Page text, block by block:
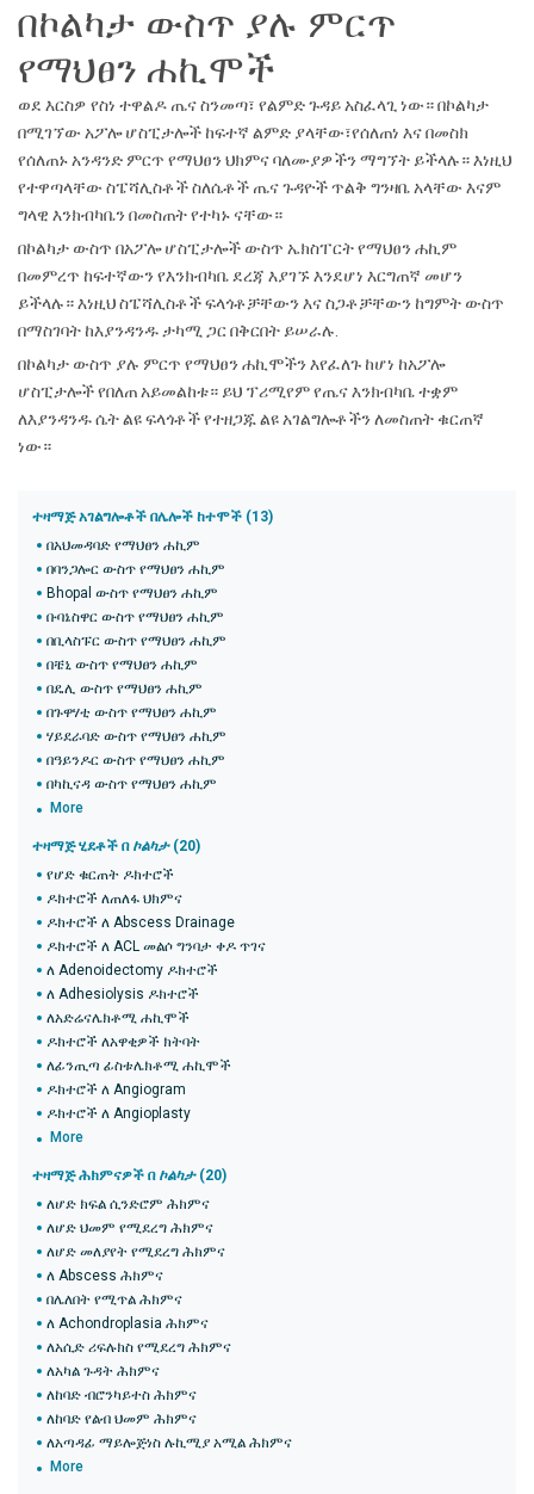
በኮልካታ ውስጥ ያሉ ምርጥ
የማህፀን ሐኪሞች
ወደ እርስዎ የስነ ተዋልዶ ጤና ስንመጣ፣ የልምድ ጉዳይ አስፈላጊ ነው። በኮልካታ
በሚገኘው አፖሎ ሆስፒታሎች ከፍተኛ ልምድ ያላቸው፣የሰለጠነ እና በመስክ
የሰለጠኑ አንዳንድ ምርጥ የማህፀን ህክምና ባለሙያዎችን ማግኘት ይችላሉ። እነዚህ
የተዋጣላቸው ስፔሻሊስቶች ስለሴቶች ጤና ጉዳዮች ጥልቅ ግንዛቤ አላቸው እናም
ግላዊ እንክብካቤን በመስጠት የተካኑ ናቸው።
በኮልካታ ውስጥ በአፖሎ ሆስፒታሎች ውስጥ ኤክስፐርት የማህፀን ሐኪም
በመምረጥ ከፍተኛውን የእንክብካቤ ደረጃ እያገኙ እንደሆነ እርግጠኛ መሆን
ይችላሉ። እነዚህ ስፔሻሊስቶች ፍላጎቶቻቸውን እና ስጋቶቻቸውን ከግምት ውስጥ
በማስገባት ከእያንዳንዱ ታካሚ ጋር በቅርበት ይሠራሉ.
በኮልካታ ውስጥ ያሉ ምርጥ የማህፀን ሐኪሞችን እየፈለጉ ከሆነ ከአፖሎ
ሆስፒታሎች የበለጠ አይመልከቱ። ይህ ፕሪሚየም የጤና እንክብካቤ ተቋም
ለእያንዳንዱ ሴት ልዩ ፍላጎቶች የተዘጋጁ ልዩ አገልግሎቶችን ለመስጠት ቁርጠኛ
ነው።
ተዛማጅ አገልግሎቶች በሌሎች ከተሞች (13)
በአህመዳባድ የማህፀን ሐኪም
በባንጋሎር ውስጥ የማህፀን ሐኪም
Bhopal ውስጥ የማህፀን ሐኪም
ቡባኔስዋር ውስጥ የማህፀን ሐኪም
በቢላስፑር ውስጥ የማህፀን ሐኪም
በቼኒ ውስጥ የማህፀን ሐኪም
በዴሊ ውስጥ የማህፀን ሐኪም
በጉዋሃቲ ውስጥ የማህፀን ሐኪም
ሃይደራባድ ውስጥ የማህፀን ሐኪም
በዓይንዶር ውስጥ የማህፀን ሐኪም
በካኪናዳ ውስጥ የማህፀን ሐኪም
More
ተዛማጅ ሂደቶች በ ኮልካታ(20)
የሆድ ቁርጠት ዶክተሮች
ዶክተሮች ለጠለፋ ህክምና
ዶክተሮች ለ Abscess Drainage
ዶክተሮች ለ ACL መልሶ ግንባታ ቀዶ ጥገና
ለ Adenoidectomy ዶክተሮች
ለ Adhesiolysis ዶክተሮች
ለአድሬናሌክቶሚ ሐኪሞች
ዶክተሮች ለአዋቂዎች ክትባት
ለፊንጢጣ ፊስቱሌክቶሚ ሐኪሞች
ዶክተሮች ለ Angiogram
ዶክተሮች ለ Angioplasty
More
ተዛማጅ ሕክምናዎች በ ኮልካታ(20)
ለሆድ ክፍል ሲንድሮም ሕክምና
ለሆድ ህመም የሚደረግ ሕክምና
ለሆድ መለያየት የሚደረግ ሕክምና
ለ Abscess ሕክምና
በሌለበት የሚጥል ሕክምና
ለ Achondroplasia ሕክምና
ለአሲድ ሪፍሉክስ የሚደረግ ሕክምና
ለአካል ጉዳት ሕክምና
ለከባድ ብሮንካይተስ ሕክምና
ለከባድ የልብ ህመም ሕክምና
ለአጣዳፊ ማይሎጅነስ ሉኪሚያ አሚል ሕክምና
More